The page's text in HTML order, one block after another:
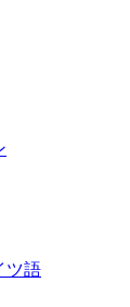
ツ語